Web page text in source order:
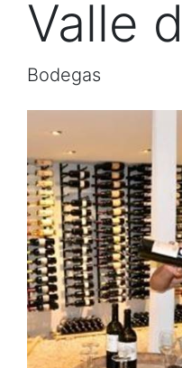
Valle
Bodegas